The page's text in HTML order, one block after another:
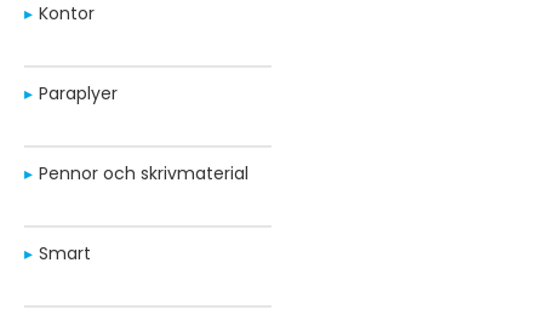
Kontor
Paraplyer
Pennor och skrivmaterial
Smart